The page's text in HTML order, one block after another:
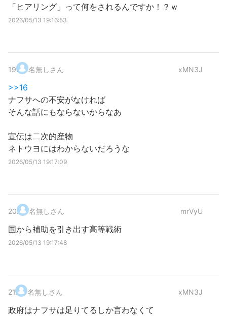
「ヒアリング」って何をされるんですか！？ｗ
2026/05/13 19:16:53
19. 名無しさん xMN3J
>>16
ナフサへの不安がなければ
そんな話にもならないからなあ
宣伝は二次的産物
ネトウヨにはわからないだろうな
2026/05/13 19:17:09
20. 名無しさん mrVyU
国から補助を引き出す高等戦術
2026/05/13 19:17:48
21. 名無しさん xMN3J
政府はナフサは足りてるしか言わなくて